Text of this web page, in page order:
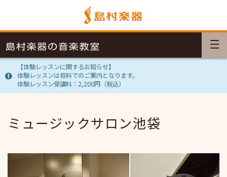
【体験レッスンに関するお知らせ】
体験レッスンは有料でのご案内となります。
体験レッスン受講料：2,200円（税込）
ミュージックサロン池袋